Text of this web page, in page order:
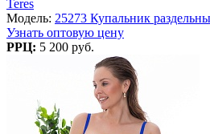
Teres
Модель: 25273 Купальник
Узнать оптовую цену
РРЦ: 5 200 руб.